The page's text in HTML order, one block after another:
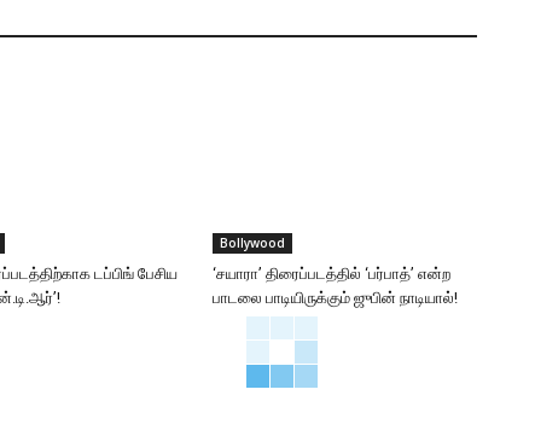
டப்பிங் பேசிய
Bollywood
‘சயாரா’ திரைப்படத்தில் ‘பர்பாத்’ என்ற
பாடலை பாடியிருக்கும் ஜுபின் நாடியால்!